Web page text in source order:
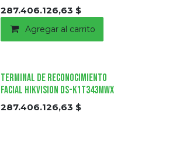
287.406.126,63 $
Agregar al carrito
TERMINAL DE RECONOCIMIENTO
FACIAL HIKVISION DS-K1T343MWX
287.406.126,63 $